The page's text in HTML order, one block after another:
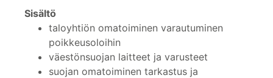
Sisältö
taloyhtiön omatoiminen varautuminen
poikkeusoloihin
väestönsuojan laitteet ja varusteet
suojan omatoiminen tarkastus ja